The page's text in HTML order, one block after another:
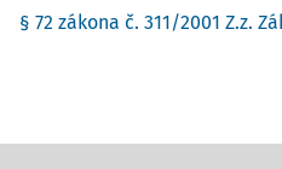
§ 72 zákona č. 311/2001 Z.z.